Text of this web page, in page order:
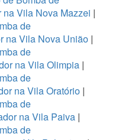
Vila Nova Mazzei |
de
na Vila Nova União |
de
na Vila Olimpia |
de
na Vila Oratório |
de
na Vila Paiva |
de